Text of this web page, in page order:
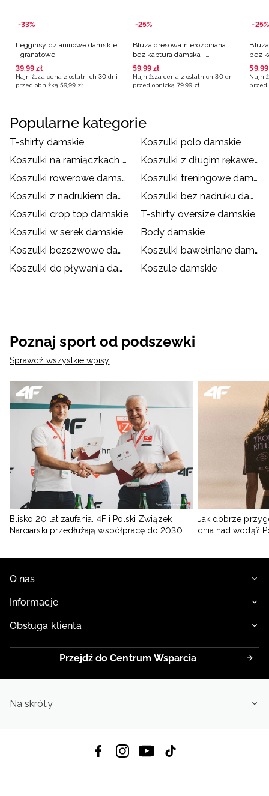
-33%
Legginsy dzianinowe damskie
- granatowe
39,99 zł
Najniższa cena z ostatnich 30 dni
przed obniżką 59,99 zł
-25%
Bluza dresowa nierozpinana
bez kaptura damska -
granatowa
59,99 zł
Najniższa cena z ostatnich 30 dni
przed obniżką 79,99 zł
-25%
bez
59,99
przed
Popularne kategorie
T-shirty damskie
Koszulki polo damskie
Koszulki na ramiączkach damskie
Koszulki z długim rękawem damskie
Koszulki rowerowe damskie
Koszulki treningowe damskie
Koszulki z nadrukiem damskie
Koszulki bez nadruku damskie
Koszulki crop top damskie
T-shirty oversize damskie
Koszulki w serek damskie
Body damskie
Koszulki bezszwowe damskie
Koszulki bawełniane damskie
Koszulki do pływania damskie
Koszule damskie
Poznaj sport od podszewki
Sprawdź wszystkie wpisy
Blisko 20 lat zaufania. 4F i Polski Związek
Narciarski przedłużają współpracę do 2030
Jak dobrze
dnia nad wodą?
O nas
Informacje
Obsługa klienta
Przejdź do Centrum Wsparcia
Na skróty